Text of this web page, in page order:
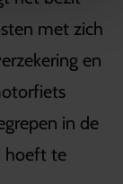
met zich
en
in de
hoeft te